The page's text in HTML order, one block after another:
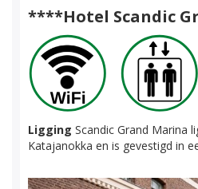
****Hotel Scandic
Ligging Scandic Grand Marina
Katajanokka en is gevestigd in